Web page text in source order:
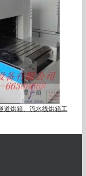
道烘箱、流水线烘箱工